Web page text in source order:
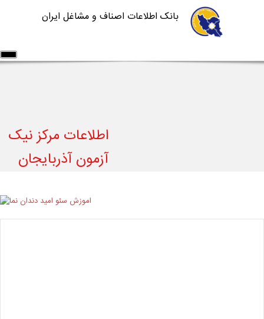
بانک اطلاعات اصناف و مشاغل ایران
اطلاعات مرکز نیک
آزمون آذربایجان